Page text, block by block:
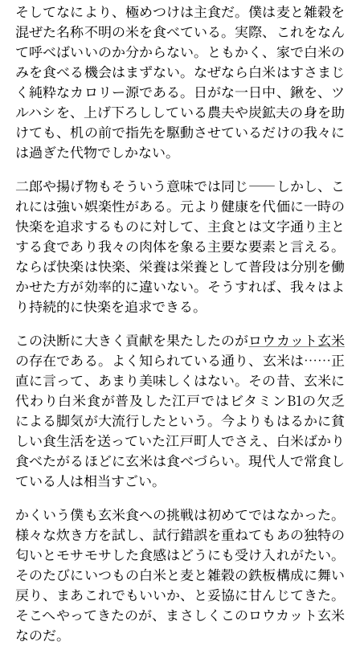
そしてなにより、極めつけは主食だ。僕は麦と雑穀を
混ぜた名称不明の米を食べている。実際、これをなん
て呼べばいいのか分からない。ともかく、家で白米の
みを食べる機会はまずない。なぜなら白米はすさまじ
く純粋なカロリー源である。日がな一日中、鍬を、ツ
ルハシを、上げ下ろししている農夫や炭鉱夫の身を助
けても、机の前で指先を駆動させているだけの我々に
は過ぎた代物でしかない。
二郎や揚げ物もそういう意味では同じ――しかし、こ
れには強い娯楽性がある。元より健康を代価に一時の
快楽を追求するものに対して、主食とは文字通り主と
する食であり我々の肉体を象る主要な要素と言える。
ならば快楽は快楽、栄養は栄養として普段は分別を働
かせた方が効率的に違いない。そうすれば、我々はよ
り持続的に快楽を追求できる。
この決断に大きく貢献を果たしたのがロウカット玄米
の存在である。よく知られている通り、玄米は……正
直に言って、あまり美味しくはない。その昔、玄米に
代わり白米食が普及した江戸ではビタミンB1の欠乏
による脚気が大流行したという。今よりもはるかに貧
しい食生活を送っていた江戸町人でさえ、白米ばかり
食べたがるほどに玄米は食べづらい。現代人で常食し
ている人は相当すごい。
かくいう僕も玄米食への挑戦は初めてではなかった。
様々な炊き方を試し、試行錯誤を重ねてもあの独特の
匂いとモサモサした食感はどうにも受け入れがたい。
そのたびにいつもの白米と麦と雑穀の鉄板構成に舞い
戻り、まあこれでもいいか、と妥協に甘んじてきた。
そこへやってきたのが、まさしくこのロウカット玄米
なのだ。